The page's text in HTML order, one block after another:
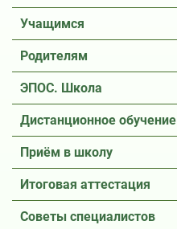
Учащимся
Родителям
ЭПОС. Школа
Дистанционное обучение
Приём в школу
Итоговая аттестация
Советы специалистов